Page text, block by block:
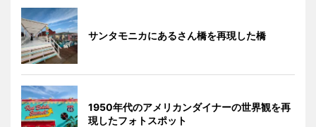
サンタモニカにあるさん橋を再現した橋
1950年代のアメリカンダイナーの世界観を再
現したフォトスポット